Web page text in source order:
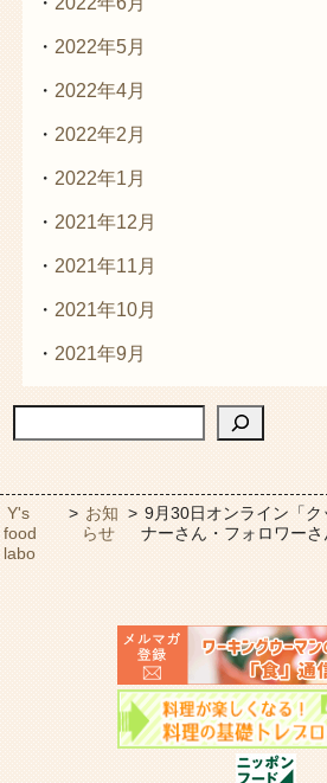
2022年5月
2022年4月
2022年2月
2022年1月
2021年12月
2021年11月
2021年10月
2021年9月
Y's
food
labo
> お知
らせ
> 9月30日オンライン「
ナーさん・フォロワー